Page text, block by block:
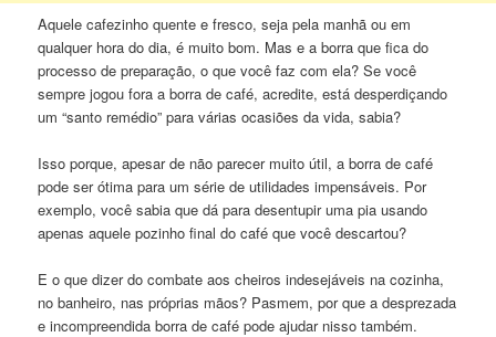
Aquele cafezinho quente e fresco, seja pela manhã ou em
qualquer hora do dia, é muito bom. Mas e a borra que fica do
processo de preparação, o que você faz com ela? Se você
sempre jogou fora a borra de café, acredite, está desperdiçando
um “santo remédio” para várias ocasiões da vida, sabia?
Isso porque, apesar de não parecer muito útil, a borra de café
pode ser ótima para um série de utilidades impensáveis. Por
exemplo, você sabia que dá para desentupir uma pia usando
apenas aquele pozinho final do café que você descartou?
E o que dizer do combate aos cheiros indesejáveis na cozinha,
no banheiro, nas próprias mãos? Pasmem, por que a desprezada
e incompreendida borra de café pode ajudar nisso também.